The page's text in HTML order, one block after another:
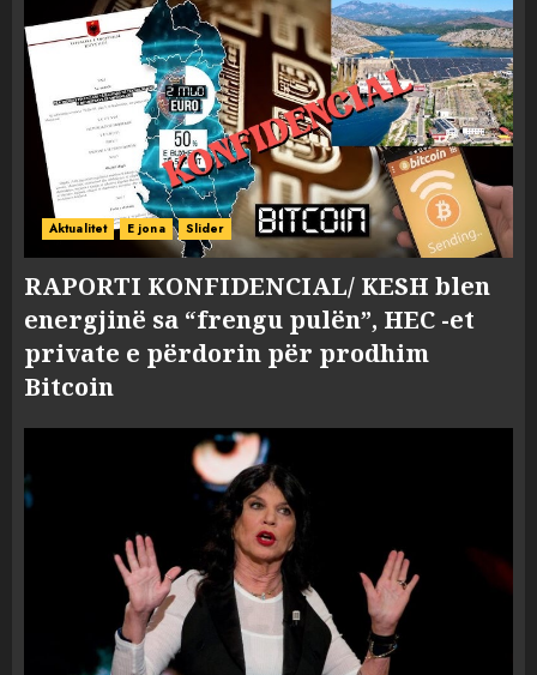
Aktualitet E jona Slider
RAPORTI KONFIDENCIAL/ KESH blen
energjinë sa “frengu pulën”, HEC -et
private e përdorin për prodhim
Bitcoin